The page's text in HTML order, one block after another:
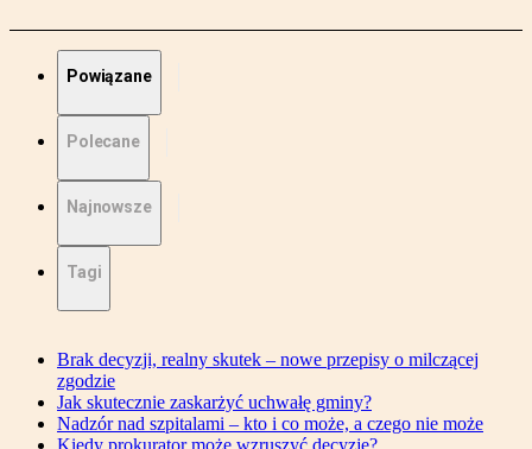
Powiązane
Polecane
Najnowsze
Tagi
Brak decyzji, realny skutek – nowe przepisy o milczącej
zgodzie
Jak skutecznie zaskarżyć uchwałę gminy?
Nadzór nad szpitalami – kto i co może, a czego nie może
Kiedy prokurator może wzruszyć decyzję?